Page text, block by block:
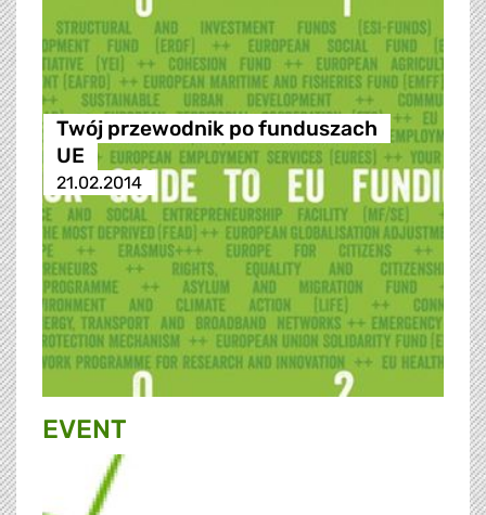
Twój przewodnik po funduszach
UE
21.02.2014
EVENT